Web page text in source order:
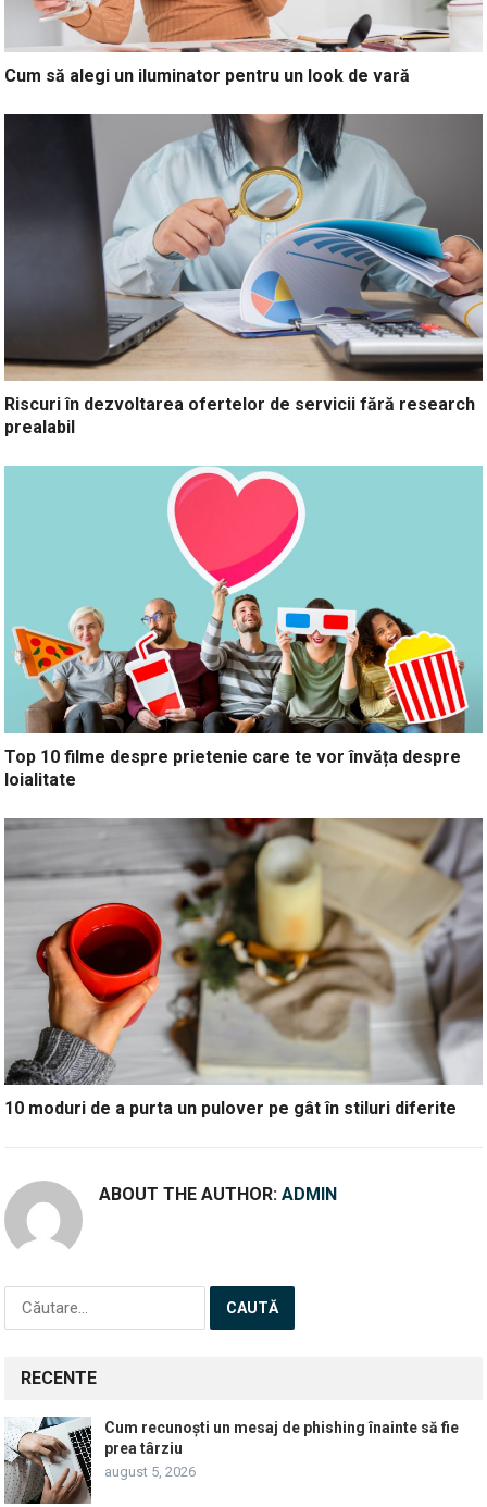
Cum să alegi un iluminator pentru un look de vară
Riscuri în dezvoltarea ofertelor de servicii fără research
prealabil
Top 10 filme despre prietenie care te vor învăța despre
loialitate
10 moduri de a purta un pulover pe gât în stiluri diferite
ABOUT THE AUTHOR:ADMIN
Caută
RECENTE
Cum recunoști un mesaj de phishing înainte să fie
prea târziu
august 5, 2026